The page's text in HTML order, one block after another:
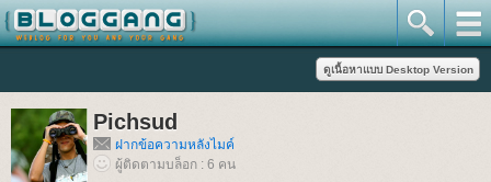
Pichsud
ฝากข้อความหลังไมค์
ผู้ติดตามบล็อก : 6 คน